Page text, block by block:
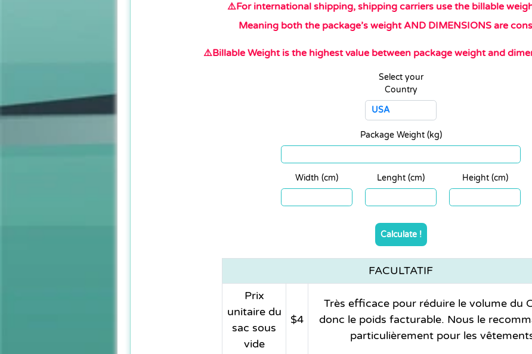
⚠️For international shipping, shipping carriers use the billable
Meaning both the package’s weight AND DIMENSIONS are
⚠️Billable Weight is the highest value between package weight and
Select your
Country
Package Weight (kg)
Width (cm) Lenght (cm) Height (cm)
Calculate !
FACULTATIF
Prix
unitaire du
sac sous
vide
$4
Très efficace pour réduire le volume du
donc le poids facturable. Nous le
particulièrement pour les